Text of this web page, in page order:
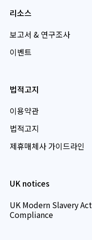
리소스
보고서 & 연구조사
이벤트
법적고지
이용약관
법적고지
제휴매체사 가이드라인
UK notices
UK Modern Slavery Act
Compliance